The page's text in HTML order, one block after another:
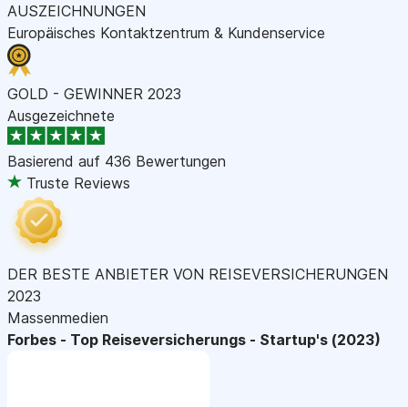
AUSZEICHNUNGEN
Europäisches Kontaktzentrum & Kundenservice
GOLD - GEWINNER 2023
Ausgezeichnete
Basierend auf 436 Bewertungen
Truste Reviews
DER BESTE ANBIETER VON REISEVERSICHERUNGEN
2023
Massenmedien
Forbes - Top Reiseversicherungs - Startup's (2023)